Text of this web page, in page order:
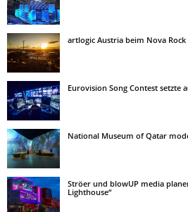
artlogic Austria beim Nova Rock
Eurovision Song Contest setzte
National Museum of Qatar
Ströer und blowUP media
Lighthouse“